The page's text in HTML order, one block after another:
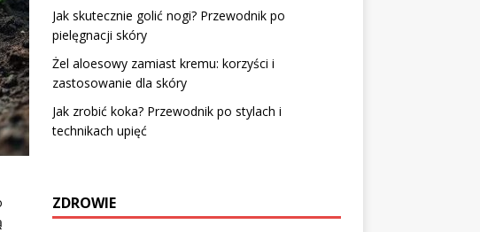
Jak skutecznie golić nogi? Przewodnik po
pielęgnacji skóry
Żel aloesowy zamiast kremu: korzyści i
zastosowanie dla skóry
Jak zrobić koka? Przewodnik po stylach i
technikach upięć
ZDROWIE